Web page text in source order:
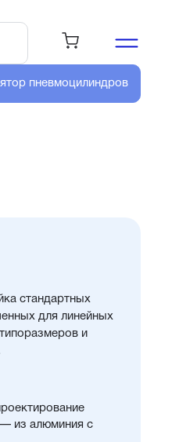
пневмоцилиндров
стандартных
для линейных
и
— из алюминия с